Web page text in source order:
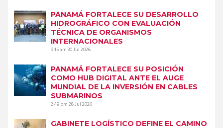
PANAMÁ FORTALECE SU DESARROLLO
HIDROGRÁFICO CON EVALUACIÓN
TÉCNICA DE ORGANISMOS
INTERNACIONALES
9:15 am30 Jul 2026
PANAMÁ FORTALECE SU POSICIÓN
COMO HUB DIGITAL ANTE EL AUGE
MUNDIAL DE LA INVERSIÓN EN CABLES
SUBMARINOS
2:49 pm28 Jul 2026
GABINETE LOGÍSTICO DEFINE EL CAMINO